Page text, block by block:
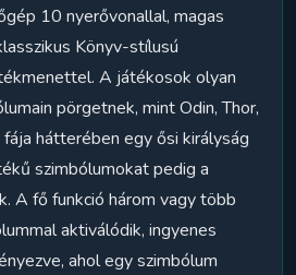
10 nyerővonallal, magas
Könyv-stílusú
A játékosok olyan
pörgetnek, mint Odin, Thor,
hátterében egy ősi királyság
szimbólumokat pedig a
A fő funkció három vagy több
aktiválódik, ingyenes
ahol egy szimbólum